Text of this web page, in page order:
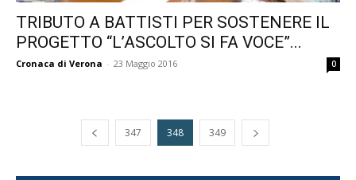
TRIBUTO A BATTISTI PER SOSTENERE IL
PROGETTO “L’ASCOLTO SI FA VOCE”...
Cronaca di Verona - 23 Maggio 2016 0
347 348 349